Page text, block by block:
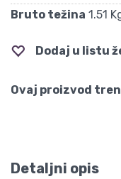
Bruto težina 1.51
Dodaj u listu
Ovaj proizvod
Detaljni opis